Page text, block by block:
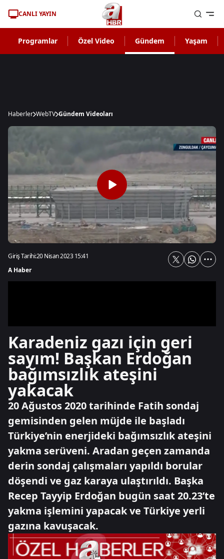
CANLI YAYIN
Programlar Özel Video Gündem Yaşam
Haberler WebTV Gündem Videoları
Giriş Tarihi:20 Nisan 2023 15:41
A Haber
Karadeniz gazı için geri
sayım! Başkan Erdoğan
bağımsızlık ateşini
yakacak
20 Ağustos 2020 tarihinde Fatih sondaj
gemisinden gelen müjde ile başladı
Türkiye’nin enerjideki bağımsızlık ateşini
yakma serüveni. Aradan geçen zamanda
derin sondaj çalışmaları yapıldı borular
döşendi ve gaz karaya ulaştırıldı. Başka
Recep Tayyip Erdoğan bugün saat 20.23’te
yakma işlemini yapacak ve Türkiye yerli
gazına kavuşacak.